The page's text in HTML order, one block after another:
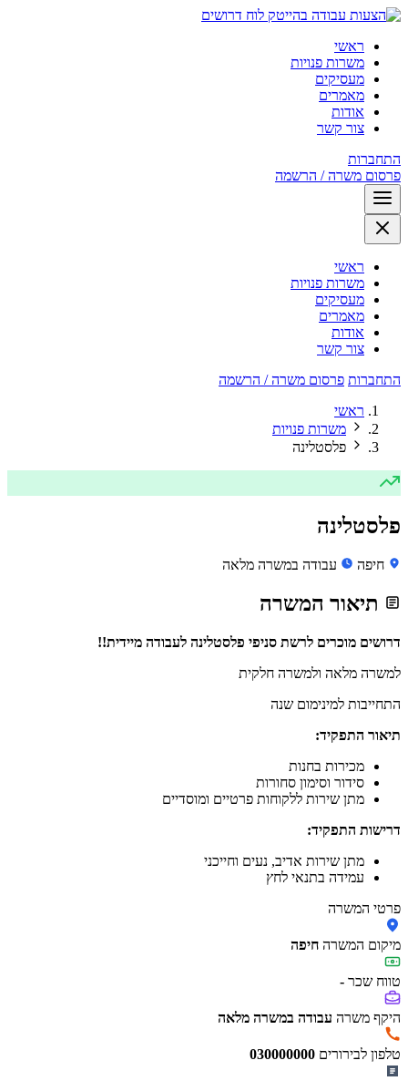
לוח דרושים
ראשי
משרות פנויות
מעסיקים
מאמרים
אודות
צור קשר
התחברות
פרסום משרה / הרשמה
ראשי
משרות פנויות
מעסיקים
מאמרים
אודות
צור קשר
התחברות פרסום משרה / הרשמה
ראשי
משרות פנויות
פלסטלינה
פלסטלינה
חיפה עבודה במשרה מלאה
תיאור המשרה
דרושים מוכרים לרשת סניפי פלסטלינה לעבודה מיידית!!
למשרה מלאה ולמשרה חלקית
התחייבות למינימום שנה
תיאור התפקיד:
מכירות בחנות
סידור וסימון סחורות
מתן שירות ללקוחות פרטיים ומוסדיים
דרישות התפקיד:
מתן שירות אדיב, נעים וחייכני
עמידה בתנאי לחץ
פרטי המשרה
מיקום המשרה חיפה
טווח שכר -
היקף משרה עבודה במשרה מלאה
טלפון לבירורים 030000000